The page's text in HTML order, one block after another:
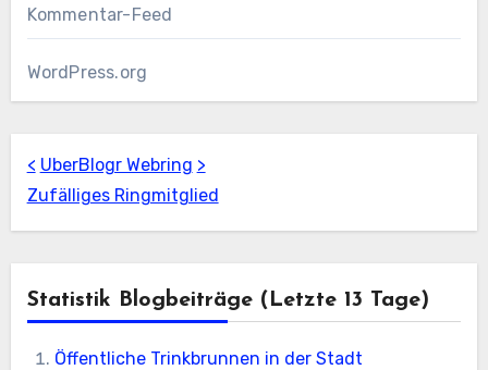
Kommentar-Feed
WordPress.org
< UberBlogr Webring >
Zufälliges Ringmitglied
Statistik Blogbeiträge (letzte 13 Tage)
Öffentliche Trinkbrunnen in der Stadt